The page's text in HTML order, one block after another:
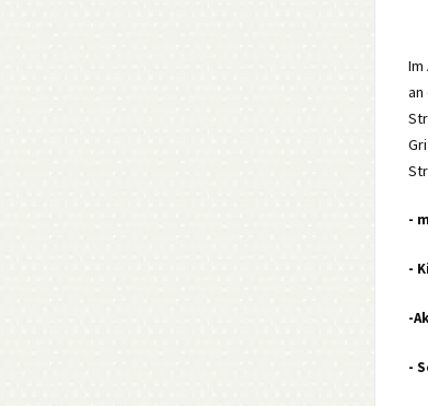
Im
an
-
-
-
-